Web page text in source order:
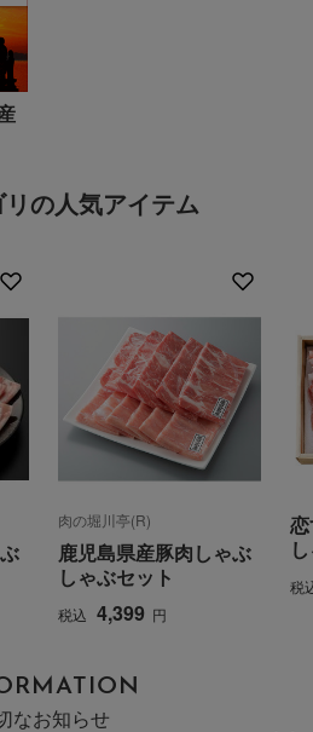
リの人気アイテム
肉の堀川亭(R)
鹿児島県産豚肉しゃぶ
しゃぶセット
税込 4,399 円
税
なお知らせ